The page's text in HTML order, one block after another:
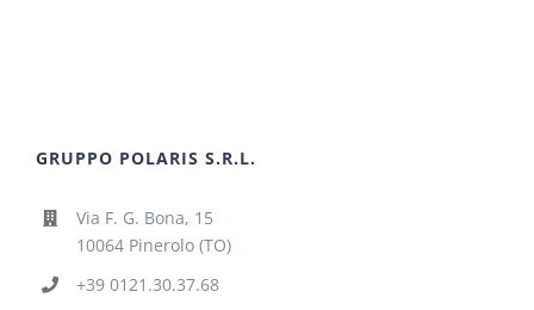
GRUPPO POLARIS S.R.L.
Via F. G. Bona, 15
10064 Pinerolo (TO)
+39 0121.30.37.68